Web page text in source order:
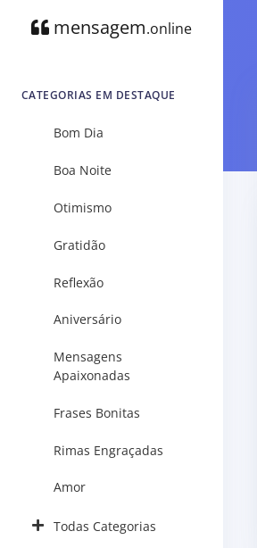
mensagem.online
CATEGORIAS EM DESTAQUE
Bom Dia
Boa Noite
Otimismo
Gratidão
Reflexão
Aniversário
Mensagens
Apaixonadas
Frases Bonitas
Rimas Engraçadas
Amor
Todas Categorias